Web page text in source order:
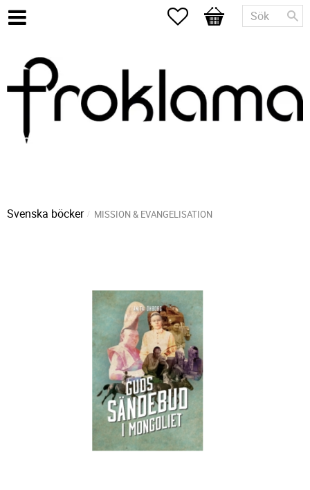
Favoriter
Kundvagn
Svenska böcker MISSION & EVANGELISATION